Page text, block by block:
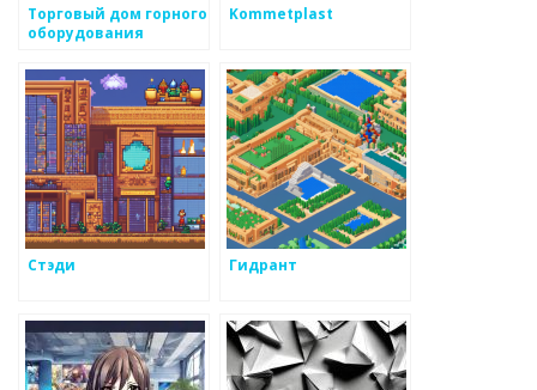
Торговый дом горного
оборудования
Kommetplast
Стэди Гидрант